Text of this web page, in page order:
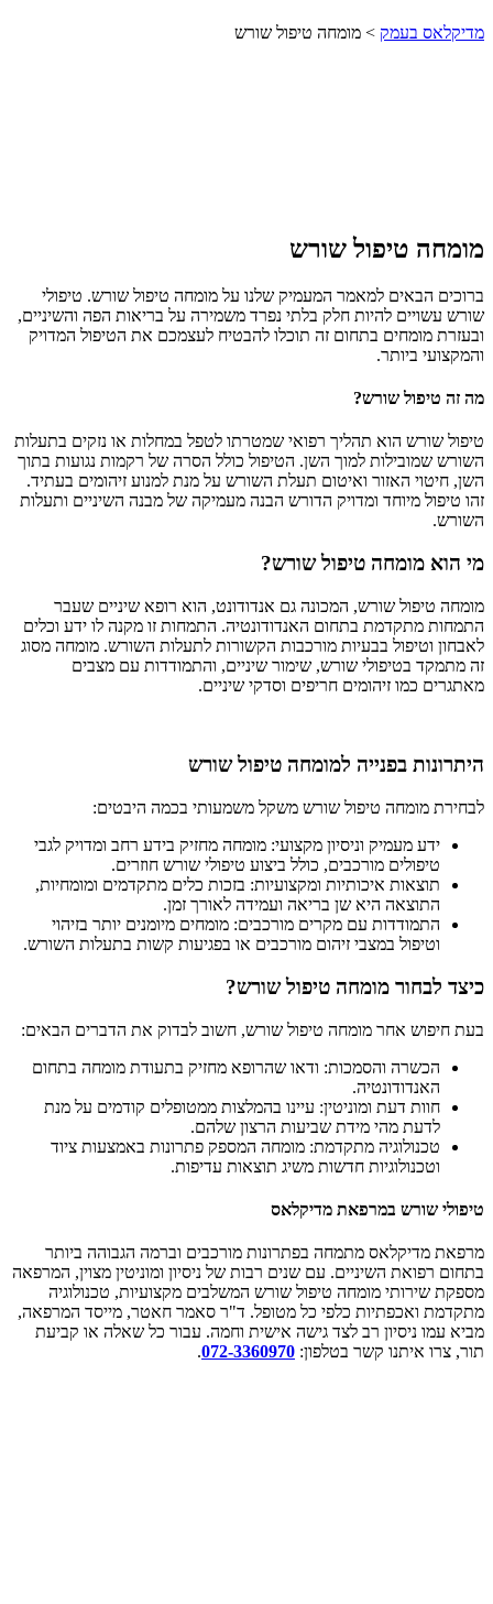
מדיקלאס בעמק > מומחה טיפול שורש
מומחה טיפול שורש
ברוכים הבאים למאמר המעמיק שלנו על מומחה טיפול שורש. טיפולי
שורש עשויים להיות חלק בלתי נפרד משמירה על בריאות הפה והשיניים,
ובעזרת מומחים בתחום זה תוכלו להבטיח לעצמכם את הטיפול המדויק
והמקצועי ביותר.
מה זה טיפול שורש?
טיפול שורש הוא תהליך רפואי שמטרתו לטפל במחלות או נזקים בתעלות
השורש שמובילות למוך השן. הטיפול כולל הסרה של רקמות נגועות בתוך
השן, חיטוי האזור ואיטום תעלת השורש על מנת למנוע זיהומים בעתיד.
זהו טיפול מיוחד ומדויק הדורש הבנה מעמיקה של מבנה השיניים ותעלות
השורש.
מי הוא מומחה טיפול שורש?
מומחה טיפול שורש, המכונה גם אנדודונט, הוא רופא שיניים שעבר
התמחות מתקדמת בתחום האנדודונטיה. התמחות זו מקנה לו ידע וכלים
לאבחון וטיפול בבעיות מורכבות הקשורות לתעלות השורש. מומחה מסוג
זה מתמקד בטיפולי שורש, שימור שיניים, והתמודדות עם מצבים
מאתגרים כמו זיהומים חריפים וסדקי שיניים.
היתרונות בפנייה למומחה טיפול שורש
לבחירת מומחה טיפול שורש משקל משמעותי בכמה היבטים:
ידע מעמיק וניסיון מקצועי: מומחה מחזיק בידע רחב ומדויק לגבי
טיפולים מורכבים, כולל ביצוע טיפולי שורש חוזרים.
תוצאות איכותיות ומקצועיות: בזכות כלים מתקדמים ומומחיות,
התוצאה היא שן בריאה ועמידה לאורך זמן.
התמודדות עם מקרים מורכבים: מומחים מיומנים יותר בזיהוי
וטיפול במצבי זיהום מורכבים או בפגיעות קשות בתעלות השורש.
כיצד לבחור מומחה טיפול שורש?
בעת חיפוש אחר מומחה טיפול שורש, חשוב לבדוק את הדברים הבאים:
הכשרה והסמכות: ודאו שהרופא מחזיק בתעודת מומחה בתחום
האנדודונטיה.
חוות דעת ומוניטין: עיינו בהמלצות ממטופלים קודמים על מנת
לדעת מהי מידת שביעות הרצון שלהם.
טכנולוגיה מתקדמת: מומחה המספק פתרונות באמצעות ציוד
וטכנולוגיות חדשות משיג תוצאות עדיפות.
טיפולי שורש במרפאת מדיקלאס
מרפאת מדיקלאס מתמחה בפתרונות מורכבים וברמה הגבוהה ביותר
בתחום רפואת השיניים. עם שנים רבות של ניסיון ומוניטין מצוין, המרפאה
מספקת שירותי מומחה טיפול שורש המשלבים מקצועיות, טכנולוגיה
מתקדמת ואכפתיות כלפי כל מטופל. ד"ר סאמר חאטר, מייסד המרפאה,
מביא עמו ניסיון רב לצד גישה אישית וחמה. עבור כל שאלה או קביעת
תור, צרו איתנו קשר בטלפון: 072-3360970
.